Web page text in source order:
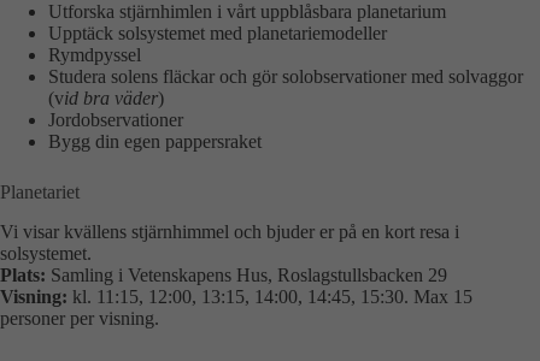
Utforska stjärnhimlen i vårt uppblåsbara planetarium
Upptäck solsystemet med planetariemodeller
Rymdpyssel
Studera solens fläckar och gör solobservationer med solvaggor
(vid bra väder)
Jordobservationer
Bygg din egen pappersraket
Planetariet
Vi visar kvällens stjärnhimmel och bjuder er på en kort resa i
solsystemet.
Plats: Samling i Vetenskapens Hus, Roslagstullsbacken 29
Visning: kl. 11:15, 12:00, 13:15, 14:00, 14:45, 15:30. Max 15
personer per visning.